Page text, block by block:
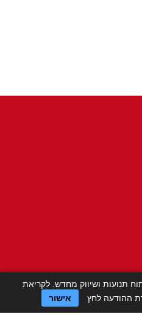
Click a
תנועות ושיווק מחדש. לקריאת
ההודעה לחץ אישור